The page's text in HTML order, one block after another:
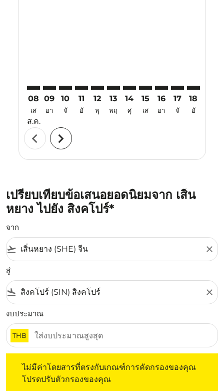
08
เส
ส.ค.
09
อา
10
จั
11
อั
12
พุ
13
พฤ
14
ศุ
15
เส
16
อา
17
จั
18
อั
chevron_left chevron_right
เปรียบเทียบข้อเสนอยอดนิยมจาก เสิ่น
หยาง ไปยัง สิงคโปร์*
จาก
flight_takeoff close
สู่
flight_land close
งบประมาณ
THB
ไม่มีค่าโดยสารที่ตรงกับเกณฑ์การคัดกรองของคุณ
โปรดปรับตัวกรองของคุณ